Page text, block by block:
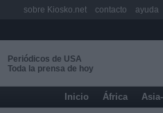
Periódicos de USA
Toda la prensa de hoy
Inicio África
sobre Kiosko.net contacto ayuda